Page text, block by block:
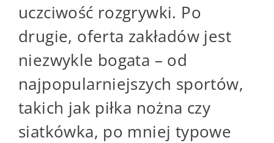
uczciwość rozgrywki. Po
drugie, oferta zakładów jest
niezwykle bogata – od
najpopularniejszych sportów,
takich jak piłka nożna czy
siatkówka, po mniej typowe